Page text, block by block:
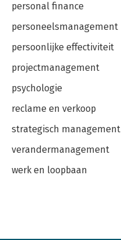
personal finance
personeelsmanagement
persoonlijke effectiviteit
projectmanagement
psychologie
reclame en verkoop
strategisch management
verandermanagement
werk en loopbaan